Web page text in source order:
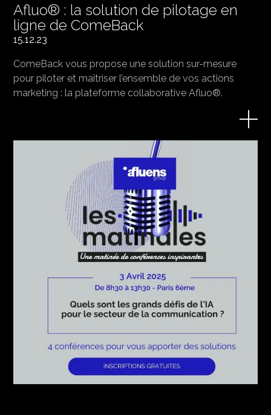
Afluo® : la solution de pilotage en
ligne de ComeBack
15.12.23
ComeBack vous propose une solution sur-mesure
pour piloter et maîtriser l’ensemble de vos actions
marketing : la plateforme collaborative Afluo®.